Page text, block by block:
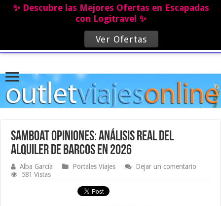
Samboat opiniones: análisis real del
alquiler de barcos en 2026
Alba García Portales Viajes
Dejar un comentario
581 Vistas
✨ Descubre las Mejores Ofertas en Escapadas
con Logitravel ✨
Ver Ofertas